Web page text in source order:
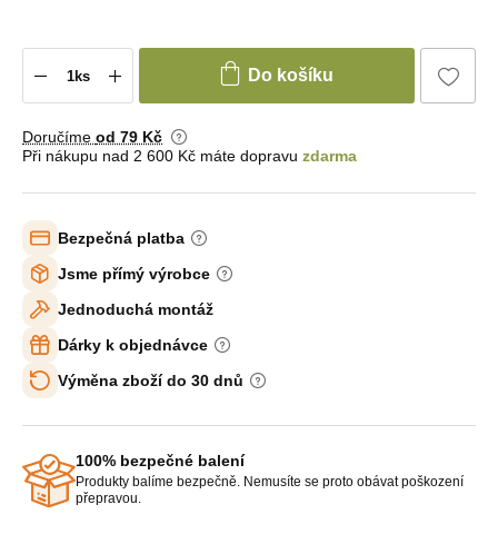
Do košíku
Doručíme od 79 Kč
Při nákupu nad 2 600 Kč máte dopravu zdarma
Bezpečná platba
Jsme přímý výrobce
Jednoduchá montáž
Dárky k objednávce
Výměna zboží do 30 dnů
100% bezpečné balení
Produkty balíme bezpečně. Nemusíte se proto obávat poškození
přepravou.